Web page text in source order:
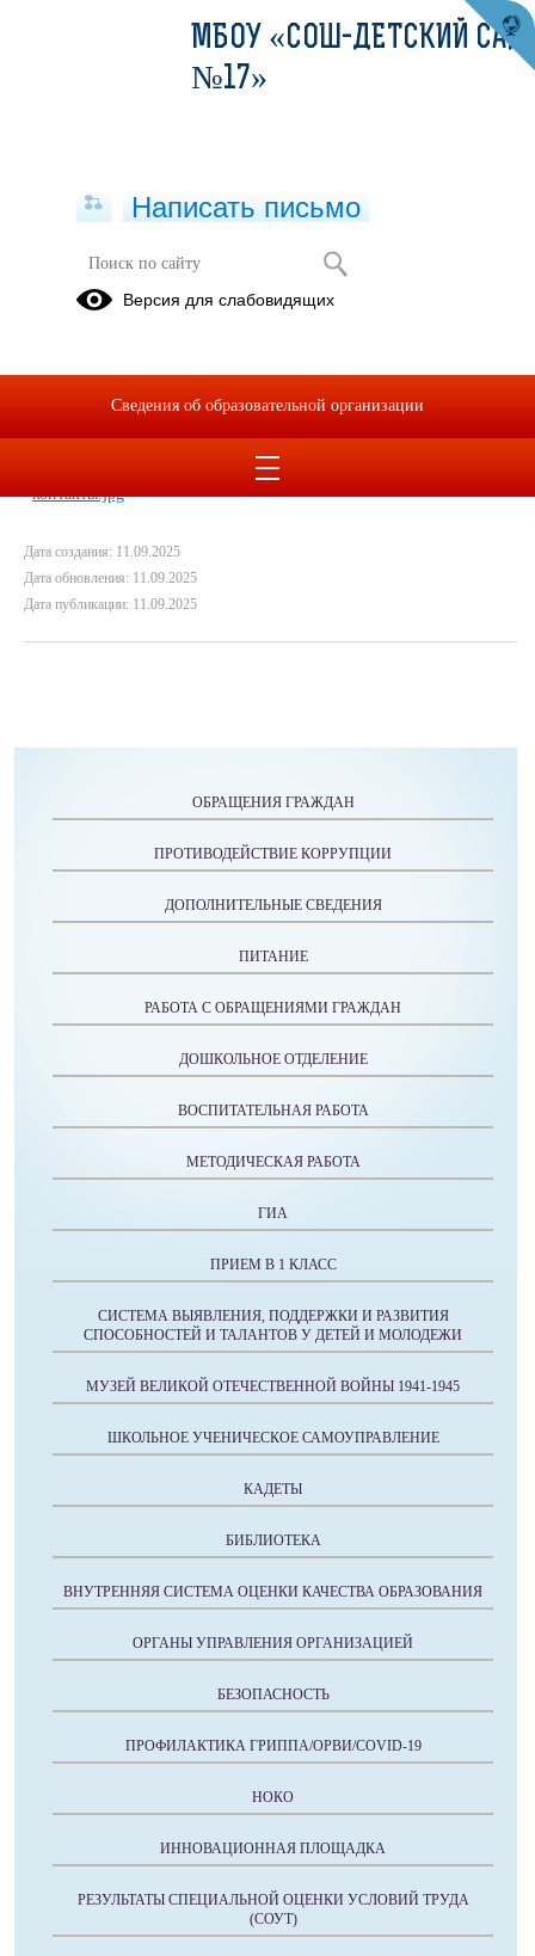
Информационный листок №1 "Наши
контакты"
Дата создания: 11.09.2025
Дата обновления: 11.09.2025
Дата публикации: 11.09.2025
ОБРАЩЕНИЯ ГРАЖДАН
ПРОТИВОДЕЙСТВИЕ КОРРУПЦИИ
ДОПОЛНИТЕЛЬНЫЕ СВЕДЕНИЯ
ПИТАНИЕ
РАБОТА С ОБРАЩЕНИЯМИ ГРАЖДАН
ДОШКОЛЬНОЕ ОТДЕЛЕНИЕ
ВОСПИТАТЕЛЬНАЯ РАБОТА
МЕТОДИЧЕСКАЯ РАБОТА
ГИА
ПРИЕМ В 1 КЛАСС
СИСТЕМА ВЫЯВЛЕНИЯ, ПОДДЕРЖКИ И РАЗВИТИЯ
СПОСОБНОСТЕЙ И ТАЛАНТОВ У ДЕТЕЙ И МОЛОДЕЖИ
МУЗЕЙ ВЕЛИКОЙ ОТЕЧЕСТВЕННОЙ ВОЙНЫ 1941-1945
ШКОЛЬНОЕ УЧЕНИЧЕСКОЕ САМОУПРАВЛЕНИЕ
КАДЕТЫ
БИБЛИОТЕКА
ВНУТРЕННЯЯ СИСТЕМА ОЦЕНКИ КАЧЕСТВА ОБРАЗОВАНИЯ
ОРГАНЫ УПРАВЛЕНИЯ ОРГАНИЗАЦИЕЙ
БЕЗОПАСНОСТЬ
ПРОФИЛАКТИКА ГРИППА/ОРВИ/COVID-19
НОКО
ИННОВАЦИОННАЯ ПЛОЩАДКА
РЕЗУЛЬТАТЫ СПЕЦИАЛЬНОЙ ОЦЕНКИ УСЛОВИЙ ТРУДА
(СОУТ)
МБОУ «СОШ-ДЕТСКИЙ САД
№17»
Написать письмо
Версия для слабовидящих
Сведения об образовательной организации